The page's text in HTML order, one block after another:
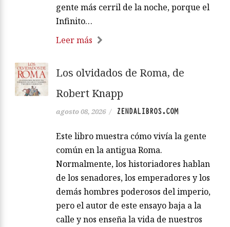
gente más cerril de la noche, porque el
Infinito…
Leer más
Los olvidados de Roma, de
Robert Knapp
agosto 08, 2026 / ZENDALIBROS.COM
Este libro muestra cómo vivía la gente
común en la antigua Roma.
Normalmente, los historiadores hablan
de los senadores, los emperadores y los
demás hombres poderosos del imperio,
pero el autor de este ensayo baja a la
calle y nos enseña la vida de nuestros